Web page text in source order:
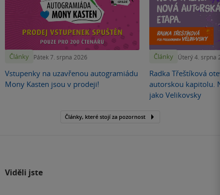
Články Pátek 7. srpna 2026
Vstupenky na uzavřenou autogramiádu
Mony Kasten jsou v prodeji!
Články Úterý 4. srpna
Radka Třeštíková
autorskou kapitolu.
jako Velikovsky
Články, které stojí za pozornost
Viděli jste